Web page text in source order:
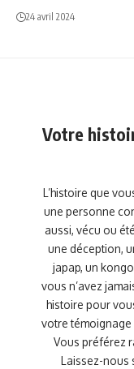
24 avril 2024
Votre
L’histoire que
une personne
aussi, vécu ou
une déception,
japap, un
vous n’avez
histoire pour
votre
Vous préférez
Laissez-nous